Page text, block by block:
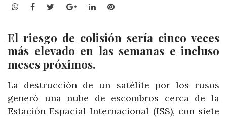
WhatsApp
Facebook
TwitterGoogle+LinkedInPinterest
El riesgo de colisión sería cinco veces
más elevado en las semanas e incluso
meses próximos.
La destrucción de un satélite por los rusos
generó una nube de escombros cerca de la
Estación Espacial Internacional (ISS), con siete